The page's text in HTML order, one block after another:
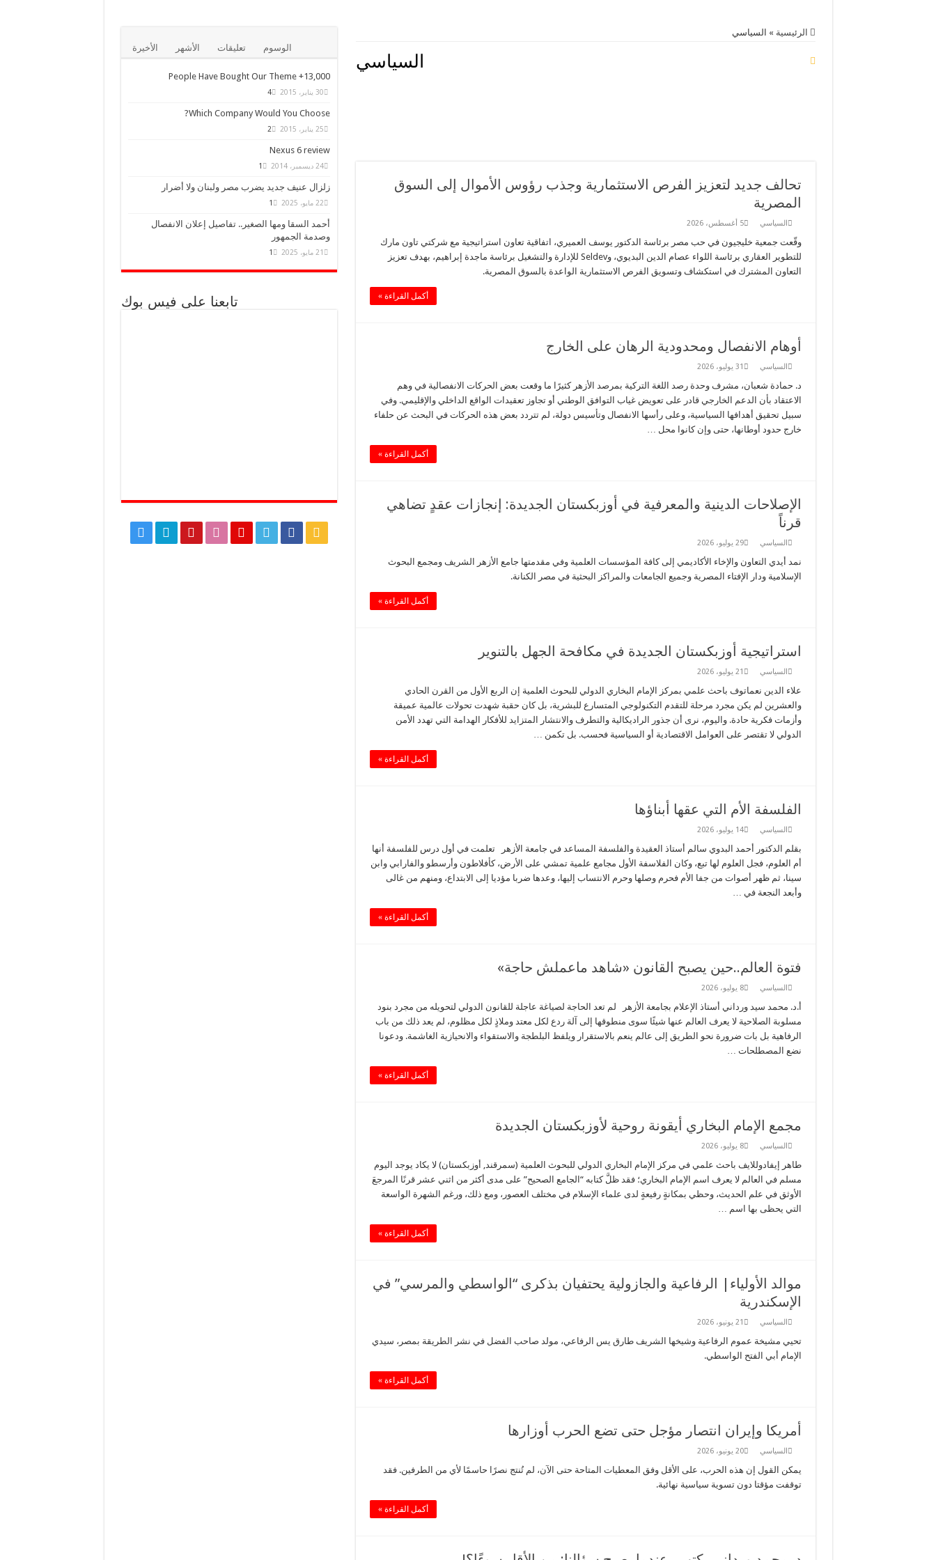
الرئيسية » السياسي
السياسي
تحالف جديد لتعزيز الفرص الاستثمارية وجذب رؤوس الأموال إلى السوق
المصرية
السياسي 5 أغسطس، 2026
وقّعت جمعية خليجيون في حب مصر برئاسة الدكتور يوسف العميري، اتفاقية تعاون استراتيجية مع شركتي تاون مارك
للتطوير العقاري برئاسة اللواء عصام الدين البديوي، وSeldev للإدارة والتشغيل برئاسة ماجدة إبراهيم، بهدف تعزيز
التعاون المشترك في استكشاف وتسويق الفرص الاستثمارية الواعدة بالسوق المصرية.
أكمل القراءة »
أوهام الانفصال ومحدودية الرهان على الخارج
السياسي 31 يوليو، 2026
د. حمادة شعبان، مشرف وحدة رصد اللغة التركية بمرصد الأزهر كثيرًا ما وقعت بعض الحركات الانفصالية في وهم
الاعتقاد بأن الدعم الخارجي قادر على تعويض غياب التوافق الوطني أو تجاوز تعقيدات الواقع الداخلي والإقليمي. وفي
سبيل تحقيق أهدافها السياسية، وعلى رأسها الانفصال وتأسيس دولة، لم تتردد بعض هذه الحركات في البحث عن حلفاء
خارج حدود أوطانها، حتى وإن كانوا محل …
أكمل القراءة »
الإصلاحات الدينية والمعرفية في أوزبكستان الجديدة: إنجازات عقدٍ تضاهي
قرناً
السياسي 29 يوليو، 2026
نمد أيدي التعاون والإخاء الأكاديمي إلى كافة المؤسسات العلمية وفي مقدمتها جامع الأزهر الشريف ومجمع البحوث
الإسلامية ودار الإفتاء المصرية وجميع الجامعات والمراكز البحثية في مصر الكنانة.
أكمل القراءة »
استراتيجية أوزبكستان الجديدة في مكافحة الجهل بالتنوير
السياسي 21 يوليو، 2026
علاء الدين نعماتوف باحث علمي بمركز الإمام البخاري الدولي للبحوث العلمية إن الربع الأول من القرن الحادي
والعشرين لم يكن مجرد مرحلة للتقدم التكنولوجي المتسارع للبشرية، بل كان حقبة شهدت تحولات عالمية عميقة
وأزمات فكرية حادة. واليوم، نرى أن جذور الراديكالية والتطرف والانتشار المتزايد للأفكار الهدامة التي تهدد الأمن
الدولي لا تقتصر على العوامل الاقتصادية أو السياسية فحسب. بل تكمن …
أكمل القراءة »
الفلسفة الأم التي عقها أبناؤها
السياسي 14 يوليو، 2026
بقلم الدكتور أحمد البدوي سالم أستاذ العقيدة والفلسفة المساعد في جامعة الأزهر تعلمت في أول درس للفلسفة أنها
أم العلوم، فجل العلوم لها تبع، وكان الفلاسفة الأول مجامع علمية تمشي على الأرض، كأفلاطون وأرسطو والفارابي وابن
سينا، ثم ظهر أصوات من جفا الأم فحرم وصلها وحرم الانتساب إليها، وعدها ضربا مؤديا إلى الابتداع، ومنهم من غالى
وأبعد النجعة في …
أكمل القراءة »
فتوة العالم..حين يصبح القانون «شاهد ماعملش حاجة»
السياسي 8 يوليو، 2026
أ.د. محمد سيد ورداني أستاذ الإعلام بجامعة الأزهر لم تعد الحاجة لصياغة عاجلة للقانون الدولي لتحويله من مجرد بنود
مسلوبة الصلاحية لا يعرف العالم عنها شيئًا سوى منطوقها إلى آلة ردع لكل معتد وملاذٍ لكل مظلوم، لم يعد ذلك من باب
الرفاهية بل بات ضرورة نحو الطريق إلى عالم ينعم بالاستقرار ويلفظ البلطجة والاستقواء والانحيازية الغاشمة. ودعونا
نضع المصطلحات …
أكمل القراءة »
مجمع الإمام البخاري أيقونة روحية لأوزبكستان الجديدة
السياسي 8 يوليو، 2026
طاهر إيفادوللايف باحث علمي في مركز الإمام البخاري الدولي للبحوث العلمية (سمرقند, أوزبكستان) لا يكاد يوجد اليوم
مسلم في العالم لا يعرف اسم الإمام البخاري؛ فقد ظلَّ كتابه “الجامع الصحيح” على مدى أكثر من اثني عشر قرنًا المرجعَ
الأوثق في علم الحديث، وحظي بمكانةٍ رفيعةٍ لدى علماء الإسلام في مختلف العصور، ومع ذلك، ورغم الشهرة الواسعة
التي يحظى بها اسم …
أكمل القراءة »
موالد الأولياء| الرفاعية والجازولية يحتفيان بذكرى “الواسطي والمرسي” في
الإسكندرية
السياسي 21 يونيو، 2026
تحيي مشيخة عموم الرفاعية وشيخها الشريف طارق يس الرفاعي، مولد صاحب الفضل في نشر الطريقة بمصر، سيدي
الإمام أبي الفتح الواسطي.
أكمل القراءة »
أمريكا وإيران انتصار مؤجل حتى تضع الحرب أوزارها
السياسي 20 يونيو، 2026
يمكن القول إن هذه الحرب، على الأقل وفق المعطيات المتاحة حتى الآن، لم تُنتج نصرًا حاسمًا لأي من الطرفين. فقد
توقفت مؤقتا دون تسوية سياسية نهائية.
أكمل القراءة »
الأخيرة الأشهر تعليقات الوسوم
13,000+ People Have Bought Our Theme
30 يناير، 2015 4
Which Company Would You Choose?
25 يناير، 2015 2
Nexus 6 review
24 ديسمبر، 2014 1
زلزال عنيف جديد يضرب مصر ولبنان ولا أضرار
22 مايو، 2025 1
أحمد السقا ومها الصغير.. تفاصيل إعلان الانفصال
وصدمة الجمهور
21 مايو، 2025 1
تابعنا على فيس بوك